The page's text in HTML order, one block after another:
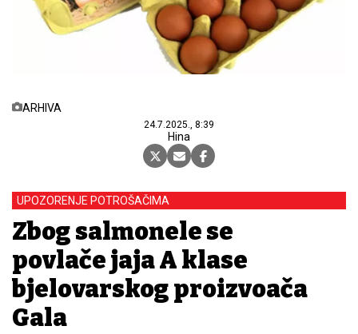
ARHIVA
24.7.2025., 8:39
Hina
UPOZORENJE POTROŠAČIMA
Zbog salmonele se
povlače jaja A klase
bjelovarskog proizvođača
Gala